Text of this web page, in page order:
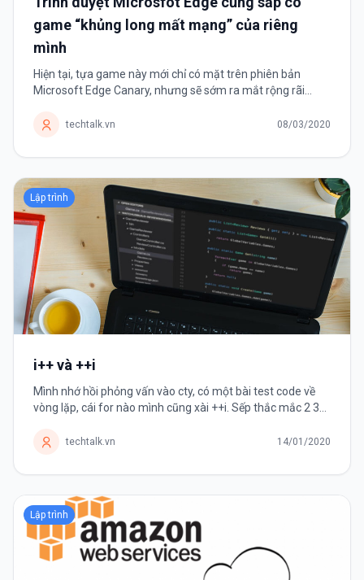
game “khủng long mất mạng” của riêng
mình
Hiện tại, tựa game này mới chỉ có mặt trên phiên bản
Microsoft Edge Canary, nhưng sẽ sớm ra mắt rộng rãi
những trình duyệt web phổ...
techtalk.vn 08/03/2020
Lập trình
i++ và ++i
Mình nhớ hồi phỏng vấn vào cty, có một bài test code về
vòng lặp, cái for nào mình cũng xài ++i. Sếp thắc mắc 2 3
faster but I...
techtalk.vn 14/01/2020
Lập trình